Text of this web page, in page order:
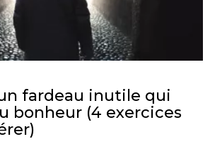
fardeau inutile qui
bonheur (4 exercices